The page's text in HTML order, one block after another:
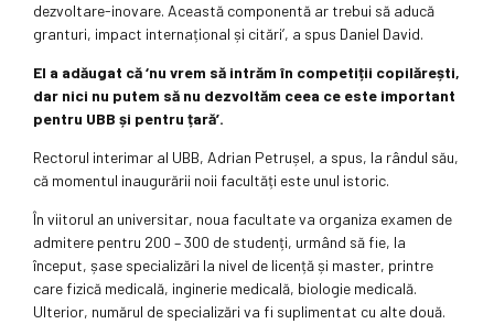
dezvoltare-inovare. Această componentă ar trebui să aducă
granturi, impact internațional și citări’, a spus Daniel David.
El a adăugat că ‘nu vrem să intrăm în competiții copilărești,
dar nici nu putem să nu dezvoltăm ceea ce este important
pentru UBB și pentru țară’.
Rectorul interimar al UBB, Adrian Petrușel, a spus, la rândul său,
că momentul inaugurării noii facultăți este unul istoric.
În viitorul an universitar, noua facultate va organiza examen de
admitere pentru 200 – 300 de studenți, urmând să fie, la
început, șase specializări la nivel de licență și master, printre
care fizică medicală, inginerie medicală, biologie medicală.
Ulterior, numărul de specializări va fi suplimentat cu alte două.